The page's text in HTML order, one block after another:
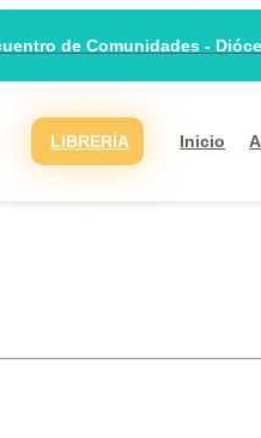
de Comunidades -
LIBRERÍA Inicio